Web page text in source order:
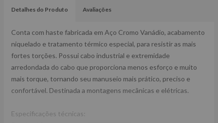
Detalhes do Produto Avaliações
Conta com haste fabricada em Aço Cromo Vanádio, acabamento
niquelado e tratamento térmico especial, para resistir as mais
fortes torções. Possui cabo industrial e extremidade
arredondada do cabo que proporciona menos esforço e muito
mais torque, tornando seu manuseio mais prático, preciso e
confortável. Destinada a montagens mecânicas e elétricas.
Especificações técnicas: